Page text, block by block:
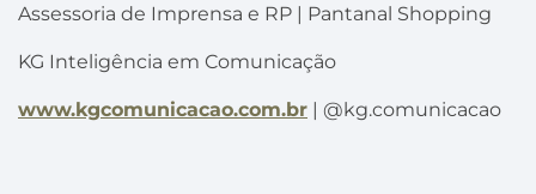
Assessoria de Imprensa e RP | Pantanal Shopping
KG Inteligência em Comunicação
www.kgcomunicacao.com.br | @kg.comunicacao